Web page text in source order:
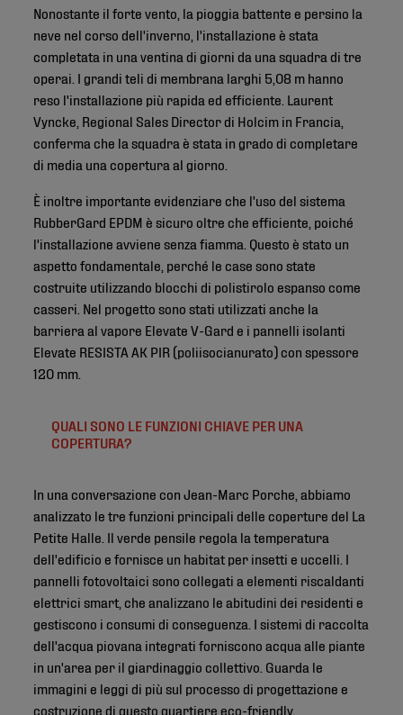
Nonostante il forte vento, la pioggia battente e persino la
neve nel corso dell'inverno, l'installazione è stata
completata in una ventina di giorni da una squadra di tre
operai. I grandi teli di membrana larghi 5,08 m hanno
reso l'installazione più rapida ed efficiente. Laurent
Vyncke, Regional Sales Director di Holcim in Francia,
conferma che la squadra è stata in grado di completare
di media una copertura al giorno.
È inoltre importante evidenziare che l'uso del sistema
RubberGard EPDM è sicuro oltre che efficiente, poiché
l'installazione avviene senza fiamma. Questo è stato un
aspetto fondamentale, perché le case sono state
costruite utilizzando blocchi di polistirolo espanso come
casseri. Nel progetto sono stati utilizzati anche la
barriera al vapore Elevate V-Gard e i pannelli isolanti
Elevate RESISTA AK PIR (poliisocianurato) con spessore
120 mm.
QUALI SONO LE FUNZIONI CHIAVE PER UNA
COPERTURA?
In una conversazione con Jean-Marc Porche, abbiamo
analizzato le tre funzioni principali delle coperture del La
Petite Halle. Il verde pensile regola la temperatura
dell'edificio e fornisce un habitat per insetti e uccelli. I
pannelli fotovoltaici sono collegati a elementi riscaldanti
elettrici smart, che analizzano le abitudini dei residenti e
gestiscono i consumi di conseguenza. I sistemi di raccolta
dell'acqua piovana integrati forniscono acqua alle piante
in un'area per il giardinaggio collettivo. Guarda le
immagini e leggi di più sul processo di progettazione e
costruzione di questo quartiere eco-friendly.